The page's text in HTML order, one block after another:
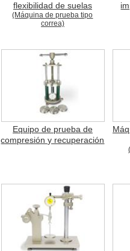
flexibilidad de suelas
(Máquina de prueba tipo
correa)
Equipo de prueba de
compresión y recuperación